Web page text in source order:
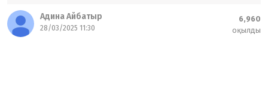
Адина Айбатыр
28/03/2025 11:30
6,960
оқылды